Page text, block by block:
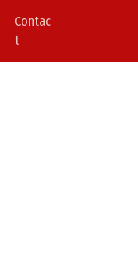
Contac
t